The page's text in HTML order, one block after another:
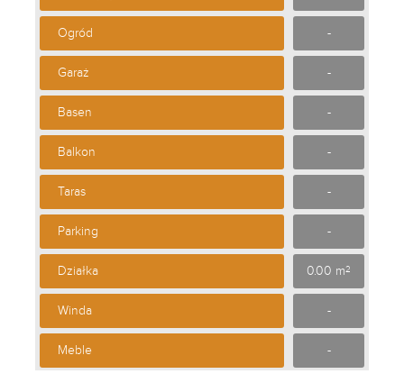
Ogród -
Garaż -
Basen -
Balkon -
Taras -
Parking -
Działka 0.00 m2
Winda -
Meble -